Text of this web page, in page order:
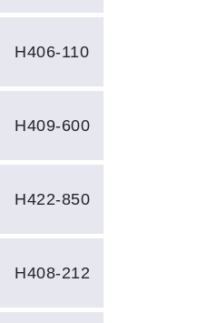
H406-110
H409-600
H422-850
H408-212